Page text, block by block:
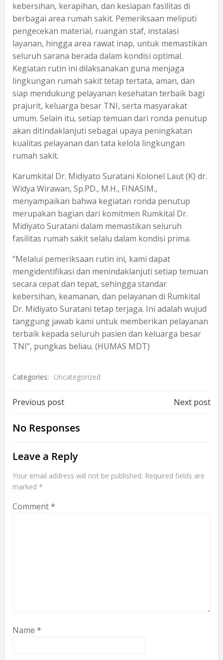
kebersihan, kerapihan, dan kesiapan fasilitas di
berbagai area rumah sakit. Pemeriksaan meliputi
pengecekan material, ruangan staf, instalasi
layanan, hingga area rawat inap, untuk memastikan
seluruh sarana berada dalam kondisi optimal.
Kegiatan rutin ini dilaksanakan guna menjaga
lingkungan rumah sakit tetap tertata, aman, dan
siap mendukung pelayanan kesehatan terbaik bagi
prajurit, keluarga besar TNI, serta masyarakat
umum. Selain itu, setiap temuan dari ronda penutup
akan ditindaklanjuti sebagai upaya peningkatan
kualitas pelayanan dan tata kelola lingkungan
rumah sakit.
Karumkital Dr. Midiyato Suratani Kolonel Laut (K) dr.
Widya Wirawan, Sp.PD., M.H., FINASIM.,
menyampaikan bahwa kegiatan ronda penutup
merupakan bagian dari komitmen Rumkital Dr.
Midiyato Suratani dalam memastikan seluruh
fasilitas rumah sakit selalu dalam kondisi prima.
“Melalui pemeriksaan rutin ini, kami dapat
mengidentifikasi dan menindaklanjuti setiap temuan
secara cepat dan tepat, sehingga standar
kebersihan, keamanan, dan pelayanan di Rumkital
Dr. Midiyato Suratani tetap terjaga. Ini adalah wujud
tanggung jawab kami untuk memberikan pelayanan
terbaik kepada seluruh pasien dan keluarga besar
TNI”, pungkas beliau. (HUMAS MDT)
Categories: Uncategorized
Post
navigation
Previous post Next post
No Responses
Leave a Reply
Your email address will not be published. Required fields are
marked *
Comment*
Name *